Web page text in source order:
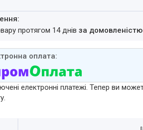
протягом 14 днів за домовленістю
електронні платежі. Тепер ви